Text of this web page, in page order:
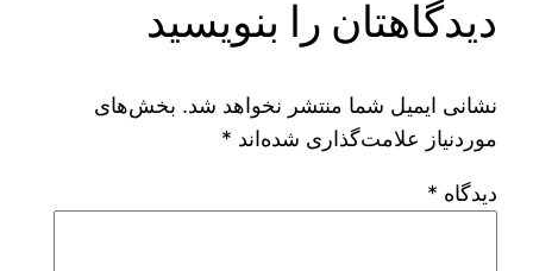
دیدگاهتان را بنویسید
نشانی ایمیل شما منتشر نخواهد شد. بخش‌های
موردنیاز علامت‌گذاری شده‌اند *
دیدگاه *